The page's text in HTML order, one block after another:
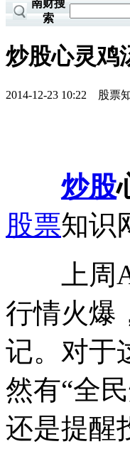
南财搜
索
炒股心灵鸡
2014-12-23 10:22 股票
炒股
股票知识
上周A
行情火爆
记。对于
然有“全
还是提醒